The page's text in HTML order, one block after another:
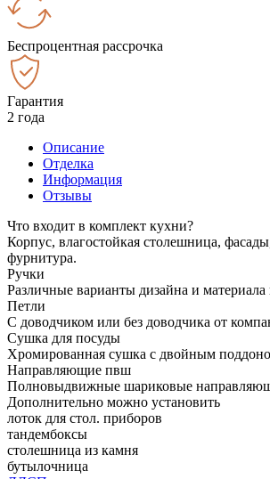
Беспроцентная рассрочка
Гарантия
2 года
Описание
Отделка
Информация
Отзывы
Что входит в комплект кухни?
Корпус, влагостойкая столешница,
фурнитура.
Ручки
Различные варианты дизайна и
Петли
С доводчиком или без доводчика от
Сушка для посуды
Хромированная сушка с двойным
Направляющие пвш
Полновыдвижные шариковые
Дополнительно можно установить
лоток для стол. приборов
тандембоксы
столешница из камня
бутылочница